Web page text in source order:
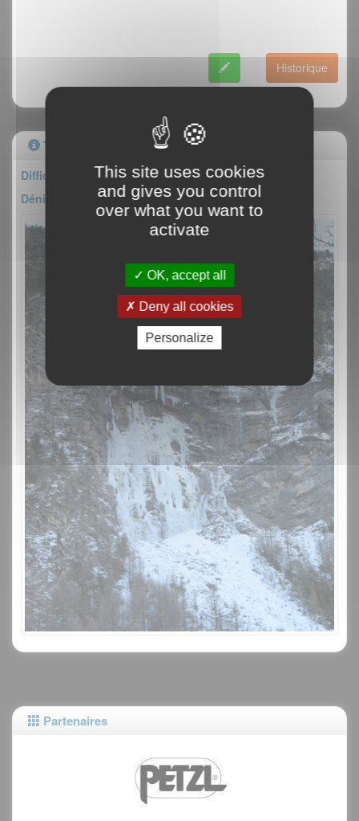
Historique
Topo
Difficulté : III/6
Dénivelé : 150m
Partenaires
This site uses cookies
and gives you control
over what you want to
activate
OK, accept all
Deny all cookies
Personalize